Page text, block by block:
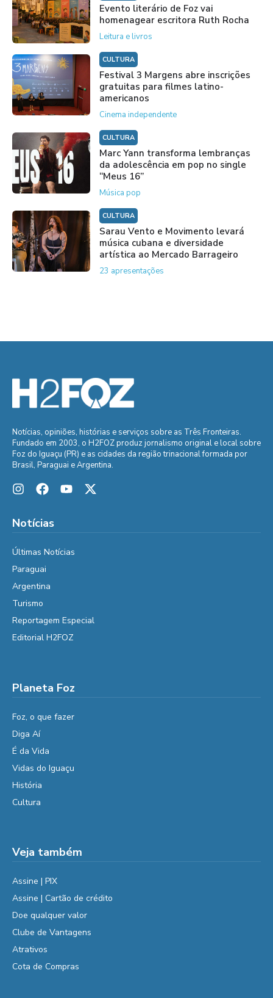
Evento literário de Foz vai
homenagear escritora Ruth Rocha
Leitura e livros
CULTURA
Festival 3 Margens abre inscrições
gratuitas para filmes latino-
americanos
Cinema independente
CULTURA
Marc Yann transforma lembranças
da adolescência em pop no single
“Meus 16”
Música pop
CULTURA
Sarau Vento e Movimento levará
música cubana e diversidade
artística ao Mercado Barrageiro
23 apresentações
Notícias, opiniões, histórias e serviços sobre as Três Fronteiras.
Fundado em 2003, o H2FOZ produz jornalismo original e local sobre
Foz do Iguaçu (PR) e as cidades da região trinacional formada por
Brasil, Paraguai e Argentina.
Notícias
Últimas Notícias
Paraguai
Argentina
Turismo
Reportagem Especial
Editorial H2FOZ
Planeta Foz
Foz, o que fazer
Diga Aí
É da Vida
Vidas do Iguaçu
História
Cultura
Veja também
Assine | PIX
Assine | Cartão de crédito
Doe qualquer valor
Clube de Vantagens
Atrativos
Cota de Compras